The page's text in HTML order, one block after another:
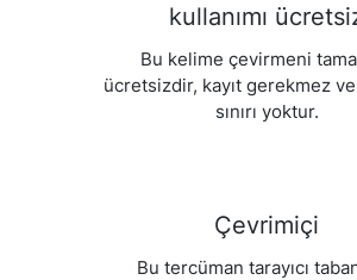
kullanımı
Bu kelime çevirmeni
ücretsizdir, kayıt gerekmez ve
sınırı yoktur.
Çevrimiçi
Bu tercüman tarayıcı